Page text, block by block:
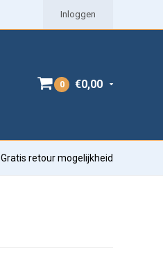
Inloggen
0 €0,00
Gratis retour mogelijkheid